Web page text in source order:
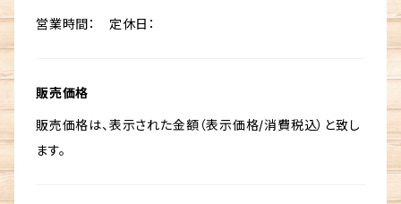
営業時間： 定休日：
販売価格
販売価格は、表示された金額（表示価格/消費税込）と致し
ます。